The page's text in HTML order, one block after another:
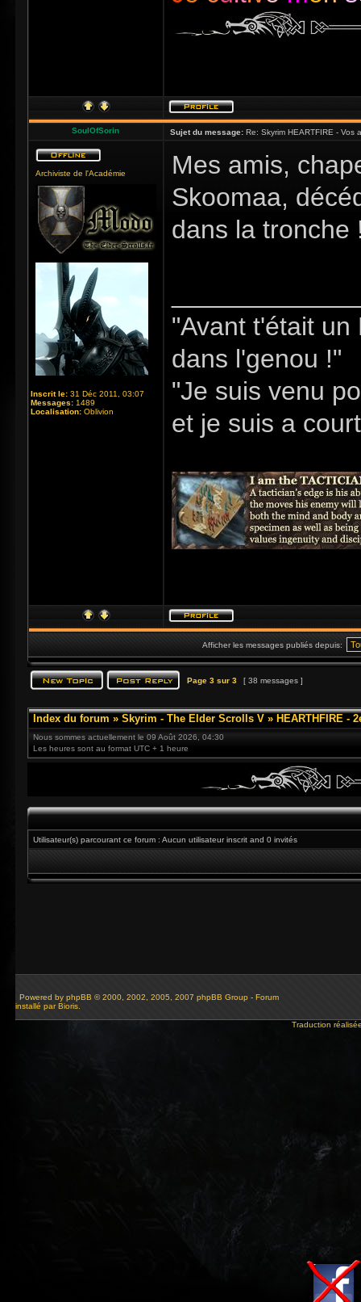
SoulOfSorin Sujet du message: Re: Skyrim HEARTFIRE - Vos
Archiviste de l'Académie
Inscrit le: 31 Déc 2011, 03:07
Messages: 1489
Localisation: Oblivion
Mes amis,
Skoomaa,
dans la tronche
"Avant t'était
dans l'genou !"
"Je suis venu
et je suis a
Afficher les messages publiés depuis:
Page 3 sur 3 [ 38 messages ]
Index du forum » Skyrim - The Elder Scrolls V » HEARTHFIRE -
Nous sommes actuellement le 09 Août 2026, 04:30
Les heures sont au format UTC + 1 heure
Utilisateur(s) parcourant ce forum : Aucun utilisateur inscrit and 0 invités
Powered by phpBB © 2000, 2002, 2005, 2007 phpBB Group - Forum
installé par Bioris.
Traduction